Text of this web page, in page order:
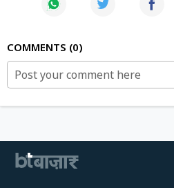
COMMENTS 0